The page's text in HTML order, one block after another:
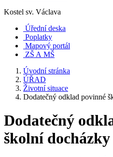
Kostel sv. Václava
Úřední deska
Poplatky
Mapový portál
ZŠ A MŠ
Úvodní stránka
ÚŘAD
Životní situace
Dodatečný odklad povinné
Dodatečný
školní docházky